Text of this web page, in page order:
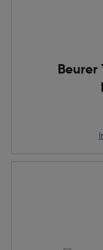
Beurer